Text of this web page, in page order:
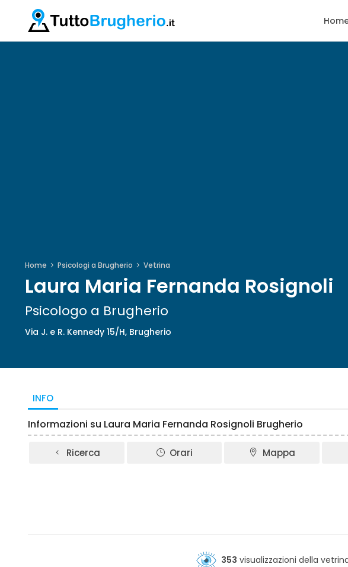
Home Psicologi a Brugherio Vetrina
Laura Maria Fernanda Rosignoli
Psicologo a Brugherio
Via J. e R. Kennedy 15/H, Brugherio
INFO
Informazioni su Laura Maria Fernanda Rosignoli Brugherio
Ricerca Orari Mappa
353 visualizzazioni della